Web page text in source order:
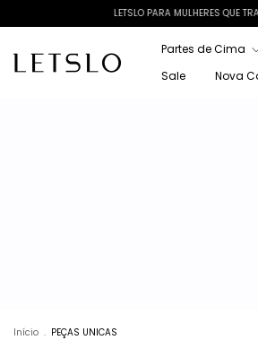
LETSLO PARA MULHERES QUE
Partes de Cima
Sale
Nova
Início . PEÇAS UNICAS